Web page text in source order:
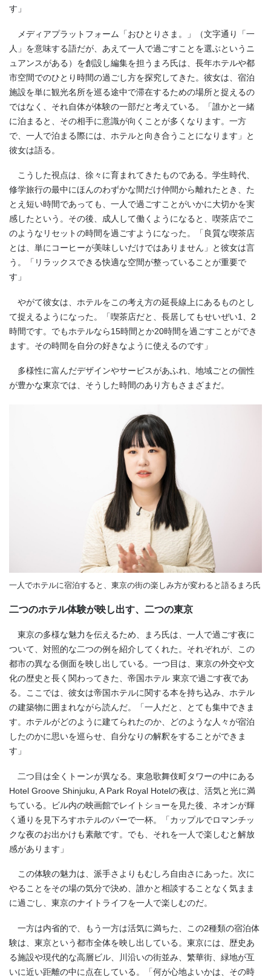
す」
メディアプラットフォーム「おひとりさま。」（文字通り「一
人」を意味する語だが、あえて一人で過ごすことを選ぶというニ
ュアンスがある）を創設し編集を担うまろ氏は、長年ホテルや都
市空間でのひとり時間の過ごし方を探究してきた。彼女は、宿泊
施設を単に観光名所を巡る途中で滞在するための場所と捉えるの
ではなく、それ自体が体験の一部だと考えている。「誰かと一緒
に泊まると、その相手に意識が向くことが多くなります。一方
で、一人で泊まる際には、ホテルと向き合うことになります」と
彼女は語る。
こうした視点は、徐々に育まれてきたものである。学生時代、
修学旅行の最中にほんのわずかな間だけ仲間から離れたとき、た
とえ短い時間であっても、一人で過ごすことがいかに大切かを実
感したという。その後、成人して働くようになると、喫茶店でこ
のようなリセットの時間を過ごすようになった。「良質な喫茶店
とは、単にコーヒーが美味しいだけではありません」と彼女は言
う。「リラックスできる快適な空間が整っていることが重要で
す」
やがて彼女は、ホテルをこの考え方の延長線上にあるものとし
て捉えるようになった。「喫茶店だと、長居してもせいぜい1、2
時間です。でもホテルなら15時間とか20時間を過ごすことができ
ます。その時間を自分の好きなように使えるのです」
多様性に富んだデザインやサービスがあふれ、地域ごとの個性
が豊かな東京では、そうした時間のあり方もさまざまだ。
一人でホテルに宿泊すると、東京の街の楽しみ方が変わると語るまろ氏
二つのホテル体験が映し出す、二つの東京
東京の多様な魅力を伝えるため、まろ氏は、一人で過ごす夜に
ついて、対照的な二つの例を紹介してくれた。それぞれが、この
都市の異なる側面を映し出している。一つ目は、東京の外交や文
化の歴史と長く関わってきた、帝国ホテル 東京で過ごす夜であ
る。ここでは、彼女は帝国ホテルに関する本を持ち込み、ホテル
の建築物に囲まれながら読んだ。「一人だと、とても集中できま
す。ホテルがどのように建てられたのか、どのような人々が宿泊
したのかに思いを巡らせ、自分なりの解釈をすることができま
す」
二つ目は全くトーンが異なる。東急歌舞伎町タワーの中にある
Hotel Groove Shinjuku, A Park Royal Hotelの夜は、活気と光に満
ちている。ビル内の映画館でレイトショーを見た後、ネオンが輝
く通りを見下ろすホテルのバーで一杯。「カップルでロマンチッ
クな夜のお出かけも素敵です。でも、それを一人で楽しむと解放
感があります」
この体験の魅力は、派手さよりもむしろ自由さにあった。次に
やることをその場の気分で決め、誰かと相談することなく気まま
に過ごし、東京のナイトライフを一人で楽しむのだ。
一方は内省的で、もう一方は活気に満ちた、この2種類の宿泊体
験は、東京という都市全体を映し出している。東京には、歴史あ
る施設や現代的な高層ビル、川沿いの街並み、繁華街、緑地が互
いに近い距離の中に点在している。「何が心地よいかは、その時